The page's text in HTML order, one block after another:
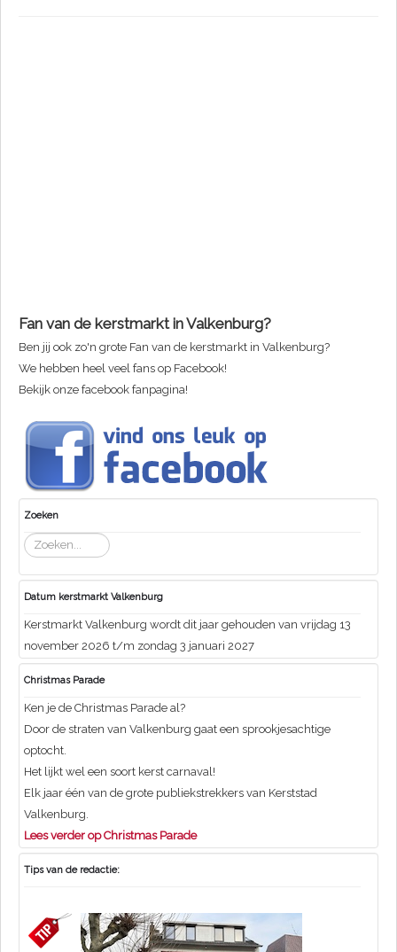
Fan van de kerstmarkt in Valkenburg?
Ben jij ook zo'n grote Fan van de kerstmarkt in Valkenburg?
We hebben heel veel fans op Facebook!
Bekijk onze facebook fanpagina!
Zoeken
Zoeken...
Datum kerstmarkt Valkenburg
Kerstmarkt Valkenburg wordt dit jaar gehouden van vrijdag 13
november 2026 t/m zondag 3 januari 2027
Christmas Parade
Ken je de Christmas Parade al?
Door de straten van Valkenburg gaat een sprookjesachtige
optocht.
Het lijkt wel een soort kerst carnaval!
Elk jaar één van de grote publiekstrekkers van Kerststad
Valkenburg.
Lees verder op Christmas Parade
Tips van de redactie: